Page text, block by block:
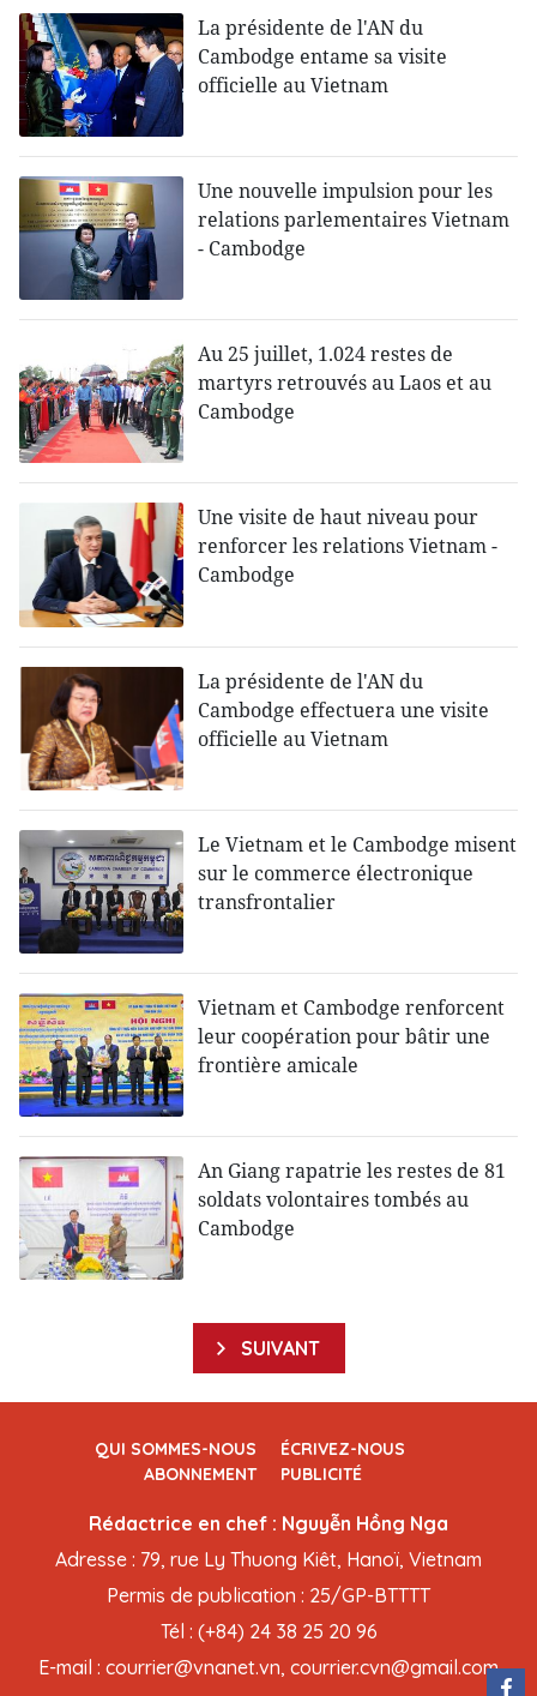
La présidente de l'AN du
Cambodge entame sa visite
officielle au Vietnam
Une nouvelle impulsion pour les
relations parlementaires Vietnam
- Cambodge
Au 25 juillet, 1.024 restes de
martyrs retrouvés au Laos et au
Cambodge
Une visite de haut niveau pour
renforcer les relations Vietnam -
Cambodge
La présidente de l'AN du
Cambodge effectuera une visite
officielle au Vietnam
Le Vietnam et le Cambodge misent
sur le commerce électronique
transfrontalier
Vietnam et Cambodge renforcent
leur coopération pour bâtir une
frontière amicale
An Giang rapatrie les restes de 81
soldats volontaires tombés au
Cambodge
SUIVANT
QUI SOMMES-NOUS
ÉCRIVEZ-NOUS
ABONNEMENT
PUBLICITÉ
Rédactrice en chef : Nguyễn Hồng Nga
Adresse : 79, rue Ly Thuong Kiêt, Hanoï, Vietnam
Permis de publication : 25/GP-BTTTT
Tél : (+84) 24 38 25 20 96
E-mail : courrier@vnanet.vn, courrier.cvn@gmail.com